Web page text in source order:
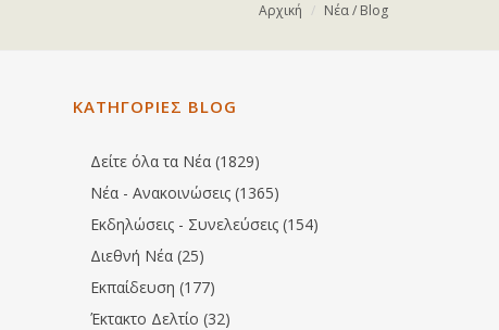
Αρχική Νέα / Blog
ΚΑΤΗΓΟΡΙΕΣ BLOG
Δείτε όλα τα Νέα (1829)
Νέα - Ανακοινώσεις (1365)
Εκδηλώσεις - Συνελεύσεις (154)
Διεθνή Νέα (25)
Εκπαίδευση (177)
Έκτακτο Δελτίο (32)